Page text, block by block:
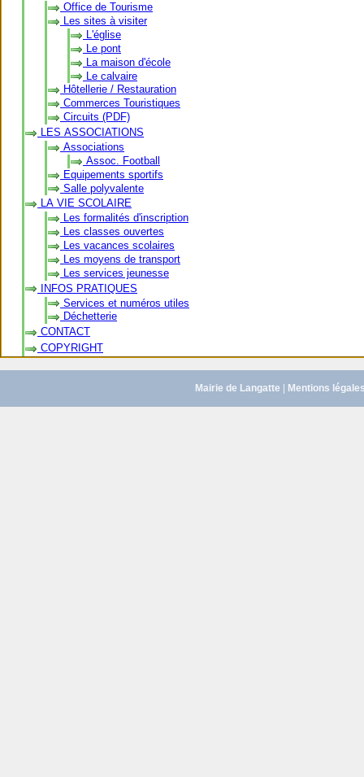
Office de Tourisme
Les sites à visiter
L'église
Le pont
La maison d'école
Le calvaire
Hôtellerie / Restauration
Commerces Touristiques
Circuits (PDF)
LES ASSOCIATIONS
Associations
Assoc. Football
Equipements sportifs
Salle polyvalente
LA VIE SCOLAIRE
Les formalités d'inscription
Les classes ouvertes
Les vacances scolaires
Les moyens de transport
Les services jeunesse
INFOS PRATIQUES
Services et numéros utiles
Déchetterie
CONTACT
COPYRIGHT
Mairie de Langatte Mentions